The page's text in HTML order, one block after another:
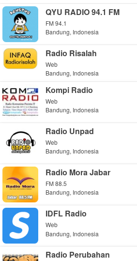
QYU RADIO 94.1 FM
FM 94.1
Bandung, Indonesia
Radio Risalah
Web
Bandung, Indonesia
Kompi Radio
Web
Bandung, Indonesia
Radio Unpad
Web
Bandung, Indonesia
Radio Mora Jabar
FM 88.5
Bandung, Indonesia
IDFL Radio
Web
Bandung, Indonesia
Radio Perubahan